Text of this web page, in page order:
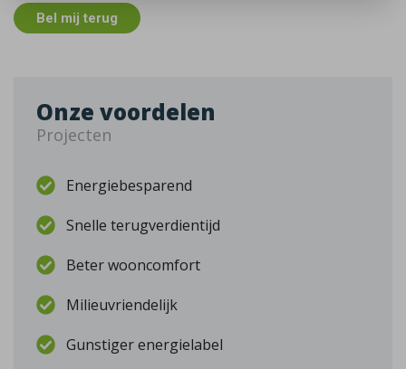
Bel mij terug
Onze voordelen
Projecten
Energiebesparend
Snelle terugverdientijd
Beter wooncomfort
Milieuvriendelijk
Gunstiger energielabel